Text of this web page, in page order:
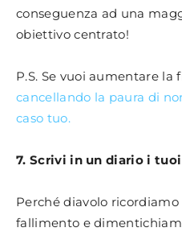
conseguenza ad una
obiettivo centrato!
P.S. Se vuoi aumentare la
cancellando la paura di
caso tuo.
7. Scrivi in un diario i
Perché diavolo
fallimento e